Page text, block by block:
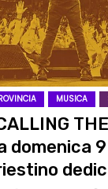
MUSICA
domenica